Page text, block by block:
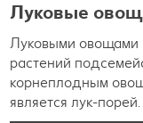
Луковые
Луковыми овощами
растений
корнеплодным
является лук-порей.